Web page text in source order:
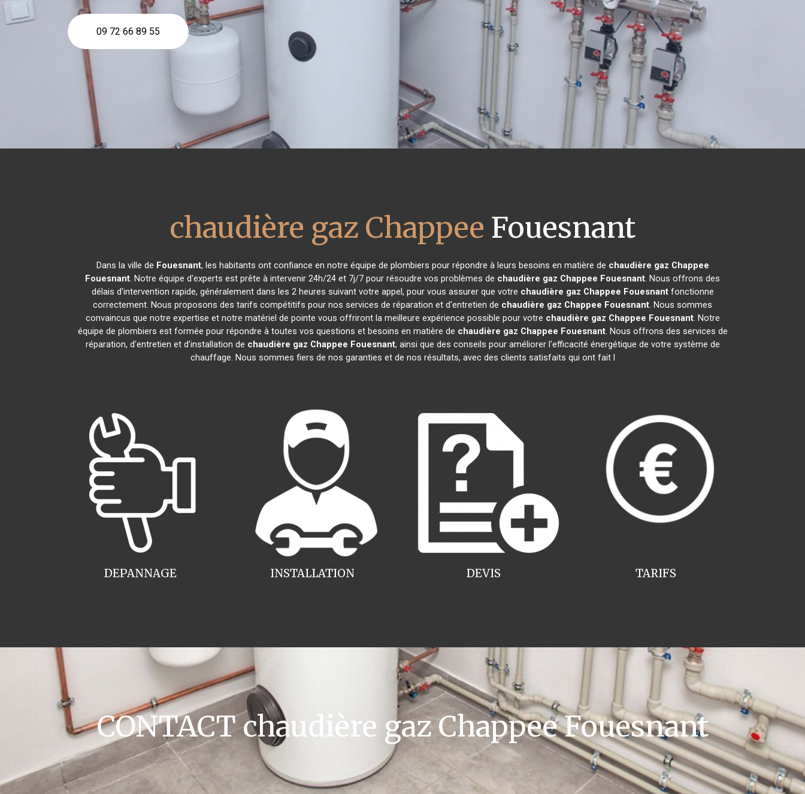
09 72 66 89 55
chaudière gaz Chappee Fouesnant
Dans la ville de Fouesnant, les habitants ont confiance en notre équipe de plombiers pour répondre à leurs besoins en matière de chaudière gaz Chappee
Fouesnant. Notre équipe d'experts est prête à intervenir 24h/24 et 7j/7 pour résoudre vos problèmes de chaudière gaz Chappee Fouesnant. Nous offrons des
délais d'intervention rapide, généralement dans les 2 heures suivant votre appel, pour vous assurer que votre chaudière gaz Chappee Fouesnantfonctionne
correctement. Nous proposons des tarifs compétitifs pour nos services de réparation et d'entretien de chaudière gaz Chappee Fouesnant. Nous sommes
convaincus que notre expertise et notre matériel de pointe vous offriront la meilleure expérience possible pour votre chaudière gaz Chappee Fouesnant. Notre
équipe de plombiers est formée pour répondre à toutes vos questions et besoins en matière de chaudière gaz Chappee Fouesnant. Nous offrons des services de
réparation, d'entretien et d'installation de chaudière gaz Chappee Fouesnant, ainsi que des conseils pour améliorer l'efficacité énergétique de votre système de
chauffage. Nous sommes fiers de nos garanties et de nos résultats, avec des clients satisfaits qui ont fait l
INSTALLATION
DEPANNAGE TARIFS
DEVIS
CONTACT chaudière gaz Chappee Fouesnant